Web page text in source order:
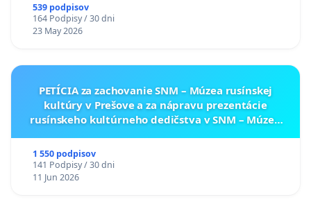
539 podpisov
164 Podpisy / 30 dni
23 May 2026
PETÍCIA za zachovanie SNM – Múzea rusínskej
kultúry v Prešove a za nápravu prezentácie
rusínskeho kultúrneho dedičstva v SNM – Múzeu
1 550 podpisov
141 Podpisy / 30 dni
11 Jun 2026